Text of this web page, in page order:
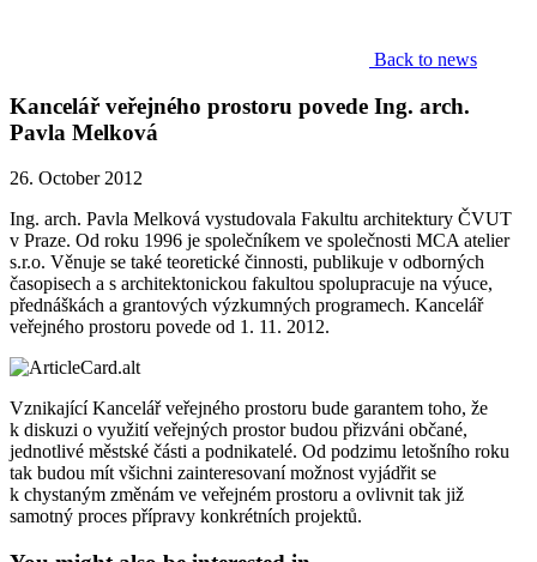
Back to news
Kancelář veřejného prostoru povede Ing. arch.
Pavla Melková
26. October 2012
Ing. arch. Pavla Melková vystudovala Fakultu architektury ČVUT
v Praze. Od roku 1996 je společníkem ve společnosti MCA atelier
s.r.o. Věnuje se také teoretické činnosti, publikuje v odborných
časopisech a s architektonickou fakultou spolupracuje na výuce,
přednáškách a grantových výzkumných programech. Kancelář
veřejného prostoru povede od 1. 11. 2012.
Vznikající Kancelář veřejného prostoru bude garantem toho, že
k diskuzi o využití veřejných prostor budou přizváni občané,
jednotlivé městské části a podnikatelé. Od podzimu letošního roku
tak budou mít všichni zainteresovaní možnost vyjádřit se
k chystaným změnám ve veřejném prostoru a ovlivnit tak již
samotný proces přípravy konkrétních projektů.